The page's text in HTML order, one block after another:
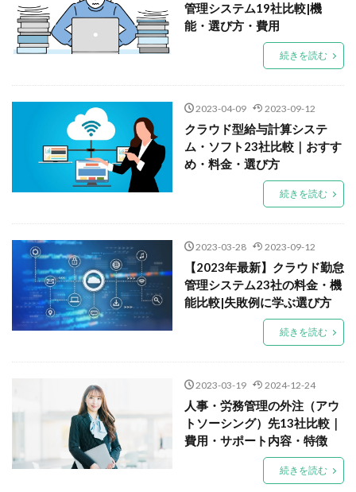
管理システム19社比較|機
能・選び方・費用
続きを読む
2023-04-09 2023-09-12
クラウド型給与計算システ
ム・ソフト23社比較｜おすす
め・料金・選び方
続きを読む
2023-03-28 2023-09-12
【2023年最新】クラウド勤怠
管理システム23社の料金・機
能比較|失敗例に学ぶ選び方
続きを読む
2023-03-19 2024-12-24
人事・労務管理の外注（アウ
トソーシング）先13社比較｜
費用・サポート内容・特徴
続きを読む